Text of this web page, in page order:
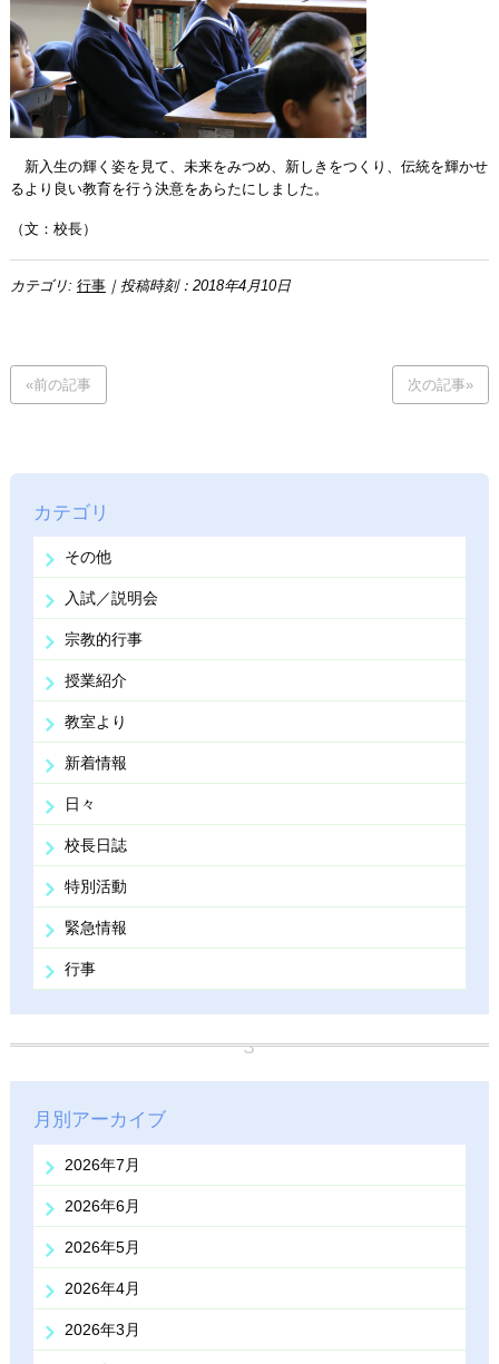
新入生の輝く姿を見て、未来をみつめ、新しきをつくり、伝統を輝かせ
るより良い教育を行う決意をあらたにしました。
（文：校長）
カテゴリ: 行事｜投稿時刻：2018年4月10日
«前の記事 次の記事»
カテゴリ
その他
入試／説明会
宗教的行事
授業紹介
教室より
新着情報
日々
校長日誌
特別活動
緊急情報
行事
月別アーカイブ
2026年7月
2026年6月
2026年5月
2026年4月
2026年3月